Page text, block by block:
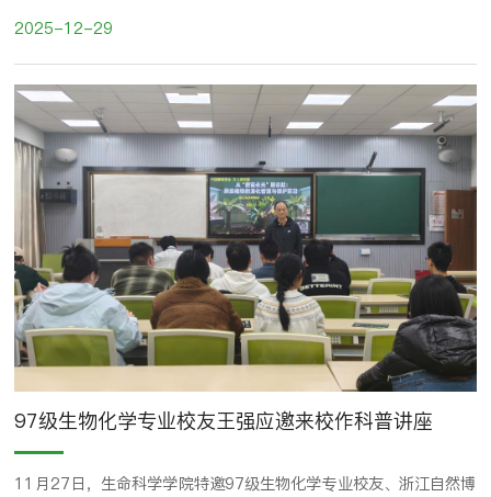
际顶级学术期刊《Science》上发表了题为“Invasion impacts in
terrestrial ecosystems: Global patterns and predictors”（陆地
生态系统中的入侵影响：全球格局与预测因子）的研究论文。 该研
究由瑞士伯尔尼大学Madhav P. Thakur团队、华...
2025-12-29
97级生物化学专业校友王强应邀来校作科普讲座
11月27日，生命科学学院特邀97级生物化学专业校友、浙江自然博